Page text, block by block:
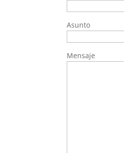
Asunto
Mensaje